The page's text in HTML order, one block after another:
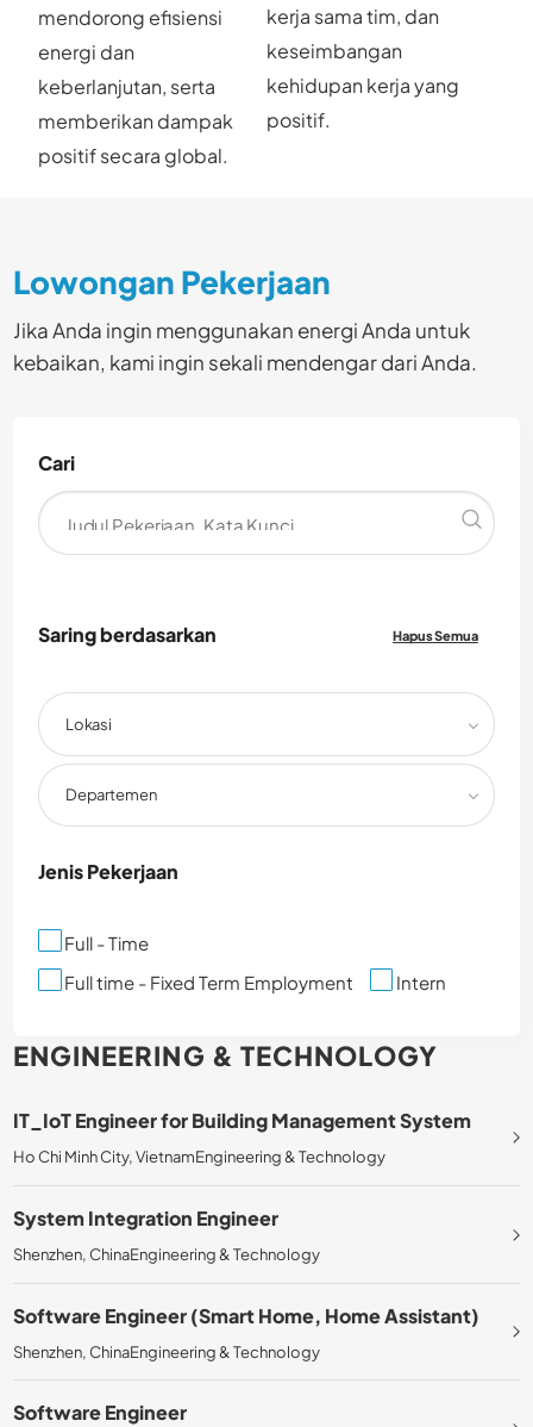
mendorong efisiensi
energi dan
keberlanjutan, serta
memberikan dampak
positif secara global.
kerja sama tim, dan
keseimbangan
kehidupan kerja yang
positif.
Lowongan Pekerjaan
Jika Anda ingin menggunakan energi Anda untuk
kebaikan, kami ingin sekali mendengar dari Anda.
Cari
Saring berdasarkan Hapus Semua
Lokasi
Departemen
Jenis Pekerjaan
Full - Time
Full time - Fixed Term Employment
Intern
ENGINEERING & TECHNOLOGY
IT_IoT Engineer for Building Management System
Ho Chi Minh City, VietnamEngineering & Technology
System Integration Engineer
Shenzhen, ChinaEngineering & Technology
Software Engineer (Smart Home, Home Assistant)
Shenzhen, ChinaEngineering & Technology
Software Engineer